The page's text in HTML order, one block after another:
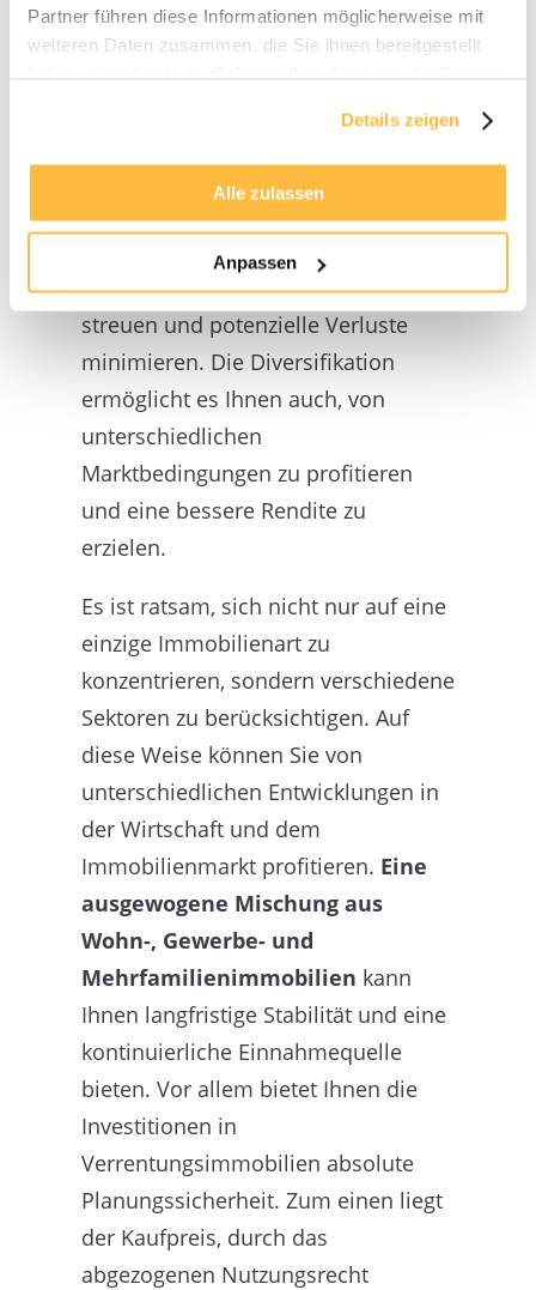
Partner führen diese Informationen möglicherweise mit
weiteren Daten zusammen, die Sie ihnen bereitgestellt
Details zeigen
Alle zulassen
Anpassen
Immobilieninvestor. Durch die
in verschiedenen geographischen
Regionen können Sie das Risiko
streuen und potenzielle Verluste
minimieren. Die Diversifikation
ermöglicht es Ihnen auch, von
unterschiedlichen
Marktbedingungen zu profitieren
und eine bessere Rendite zu
erzielen.
Es ist ratsam, sich nicht nur auf eine
einzige Immobilienart zu
konzentrieren, sondern verschiedene
Sektoren zu berücksichtigen. Auf
diese Weise können Sie von
unterschiedlichen Entwicklungen in
der Wirtschaft und dem
Immobilienmarkt profitieren. Eine
ausgewogene Mischung aus
Wohn-, Gewerbe- und
Mehrfamilienimmobilien kann
Ihnen langfristige Stabilität und eine
kontinuierliche Einnahmequelle
bieten. Vor allem bietet Ihnen die
Investitionen in
Verrentungsimmobilien absolute
Planungssicherheit. Zum einen liegt
der Kaufpreis, durch das
abgezogenen Nutzungsrecht